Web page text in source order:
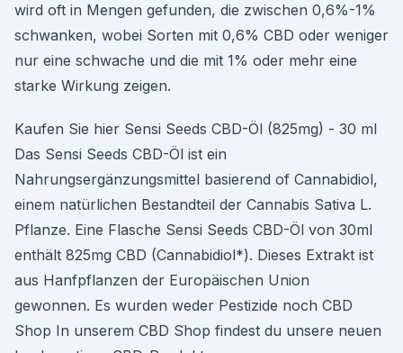
wird oft in Mengen gefunden, die zwischen 0,6%-1%
schwanken, wobei Sorten mit 0,6% CBD oder weniger
nur eine schwache und die mit 1% oder mehr eine
starke Wirkung zeigen.
Kaufen Sie hier Sensi Seeds CBD-Öl (825mg) - 30 ml
Das Sensi Seeds CBD-Öl ist ein
Nahrungsergänzungsmittel basierend of Cannabidiol,
einem natürlichen Bestandteil der Cannabis Sativa L.
Pflanze. Eine Flasche Sensi Seeds CBD-Öl von 30ml
enthält 825mg CBD (Cannabidiol*). Dieses Extrakt ist
aus Hanfpflanzen der Europäischen Union
gewonnen. Es wurden weder Pestizide noch CBD
Shop In unserem CBD Shop findest du unsere neuen